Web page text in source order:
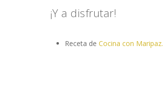
¡Y a disfrutar!
Receta de Cocina con Maripaz.